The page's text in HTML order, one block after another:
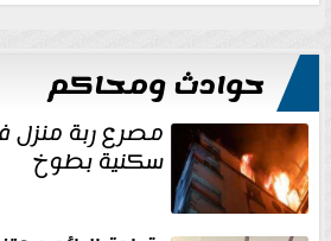
حوادث ومحاكم
مصرع ربة
سكنية بطوخ